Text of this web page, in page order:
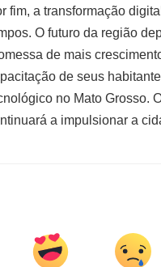
fim, a transformação
O futuro da região
de mais
de seus
no Mato Grosso.
a impulsionar a